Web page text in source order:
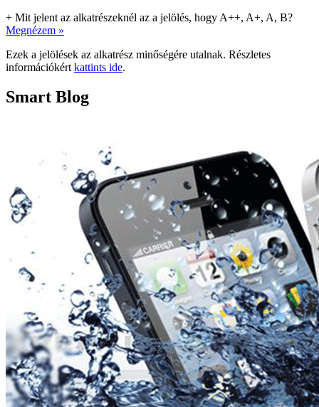
+ Mit jelent az alkatrészeknél az a jelölés, hogy A++, A+, A, B?
Megnézem »
Ezek a jelölések az alkatrész minőségére utalnak. Részletes
információkért kattints ide.
Smart Blog